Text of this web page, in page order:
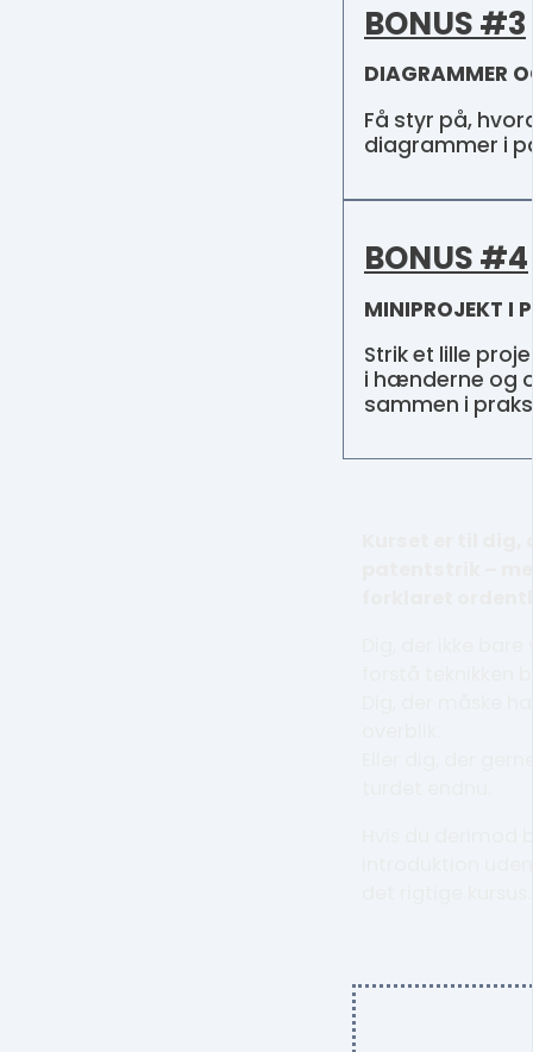
BONUS #3
DIAGRAMMER
Få styr på,
diagrammer i
BONUS #4
MINIPROJEKT I
Strik et lille
i hænderne og
sammen i